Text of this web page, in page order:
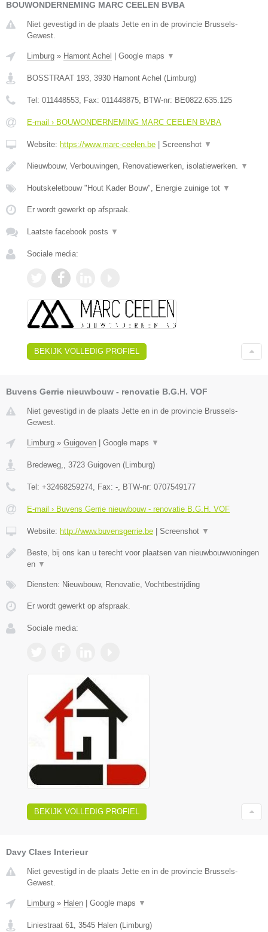
BOUWONDERNEMING MARC CEELEN BVBA
Niet gevestigd in de plaats Jette en in de provincie Brussels-
Gewest.
Limburg » Hamont Achel Google maps ▼
BOSSTRAAT 193 3930 Hamont Achel ( Limburg)
Tel: 011448553 , Fax: 011448875 , BTW-nr: BE0822.635.125
E-mail › BOUWONDERNEMING MARC CEELEN BVBA
Website: https://www.marc-ceelen.be Screenshot ▼
Nieuwbouw, Verbouwingen, Renovatiewerken, isolatiewerken. ▼
Houtskeletbouw "Hout Kader Bouw", Energie zuinige tot ▼
Er wordt gewerkt op afspraak.
Laatste facebook posts ▼
Sociale media:
BEKIJK VOLLEDIG PROFIEL
Buvens Gerrie nieuwbouw - renovatie B.G.H. VOF
Niet gevestigd in de plaats Jette en in de provincie Brussels-
Gewest.
Limburg » Guigoven Google maps ▼
Bredeweg,, 3723 Guigoven (Limburg)
Tel: +32468259274, Fax: -, BTW-nr: 0707549177
E-mail › Buvens Gerrie nieuwbouw - renovatie B.G.H. VOF
Website: http://www.buvensgerrie.be Screenshot ▼
Beste, bij ons kan u terecht voor plaatsen van nieuwbouwwoningen
en ▼
Diensten: Nieuwbouw, Renovatie, Vochtbestrijding
Er wordt gewerkt op afspraak.
Sociale media:
BEKIJK VOLLEDIG PROFIEL
Davy Claes Interieur
Niet gevestigd in de plaats Jette en in de provincie Brussels-
Gewest.
Limburg » Halen Google maps ▼
Liniestraat 61, 3545 Halen (Limburg)